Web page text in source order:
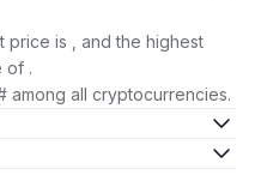
price is , and the highest
of .
among all cryptocurrencies.